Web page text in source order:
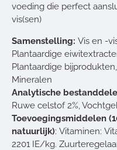
voeding die perfect
vis(sen)
Samenstelling: Vis en -
Plantaardige
Plantaardige
Mineralen
Analytische
Ruwe celstof 2%,
Toevoegingsmiddelen
natuurlijk): Vitaminen:
2201 IE/kg.